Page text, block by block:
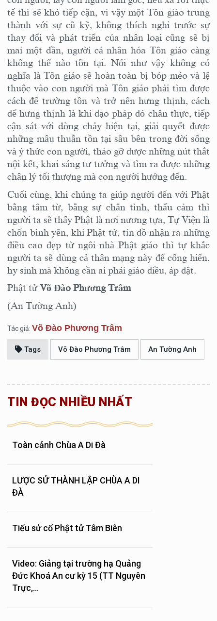
tế thì sẽ khó tiếp cận, vì vậy một Tôn giáotrung
thành với sự cũ kỹ, khôngthích nghi trước sự
thay đổi và phát triển của nhân loạicũng sẽ bị
mai một dần, người cá nhân hóa Tôn giáo càng
không thể nào tồn tại. Nói như vậy không có
nghĩa là Tôn giáo sẽ hoàn toàn bị bóp méo và lệ
thuộc vào con người mà Tôn giáo phải tìm được
cách để trường tồn vàtrở nên hưng thịnh,cách
để hưng thịnh là khi đạo pháp đó chân thực, tiếp
cận sát với dòng chảyhiện tại, giải quyết được
những mâu thuẫn tồn tại sâu bên trong đời sống
vàý thức con người, tháo gỡ được những nút thắt
nội kết, khai sáng tư tưởng và tìm ra được những
chân lý tối thượng mà con người hướng đến.
Cuối cùng, khi chúng ta giúp người đếnvớiPhật
bằng tâm từ, bằng sự chân tình, thấu cảm thì
người ta sẽ thấy Phật là nơi nương tựa, Tự Viện là
chốn bình yên, khi Phật tử, tín đồ nhận ra những
điều cao đẹp từ ngôi nhà Phật giáo thì tự khắc
người ta sẽ dùng cả thân mạngnày để cống hiến,
hy sinh mà không cần ai phải giáo điều, áp đặt.
Phật tửVõ Đào Phương Trâm
(An Tường Anh)
Tác giả: Võ Đào Phương Trâm
Tags Võ Đào Phương Trâm An Tường Anh
TIN ĐỌC NHIỀU NHẤT
Toàn cảnh Chùa A Di Đà
LƯỢC SỬ THÀNH LẬP CHÙA A DI
ĐÀ
Tiểu sử cố Phật tử Tâm Biên
Video: Giảng tại trường hạ Quảng
Đức Khoá An cư kỳ 15 (TT Nguyên
Trực,...